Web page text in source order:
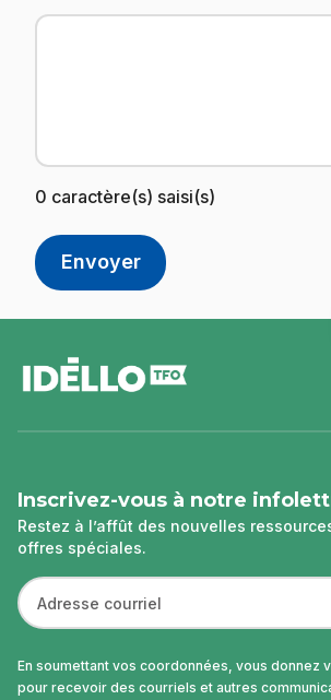
0 caractère(s) saisi(s)
de
page
Inscrivez-vous à notre
Restez à l’affût des nouvelles
offres spéciales.
En soumettant vos coordonnées, vous donnez
pour recevoir des courriels et autres